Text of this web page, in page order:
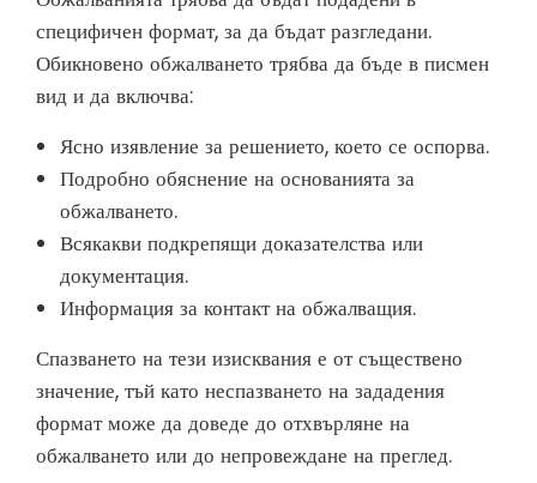
специфичен формат, за да бъдат разгледани.
Обикновено обжалването трябва да бъде в писмен
вид и да включва:
Ясно изявление за решението, което се оспорва.
Подробно обяснение на основанията за
обжалването.
Всякакви подкрепящи доказателства или
документация.
Информация за контакт на обжалващия.
Спазването на тези изисквания е от съществено
значение, тъй като неспазването на зададения
формат може да доведе до отхвърляне на
обжалването или до непровеждане на преглед.